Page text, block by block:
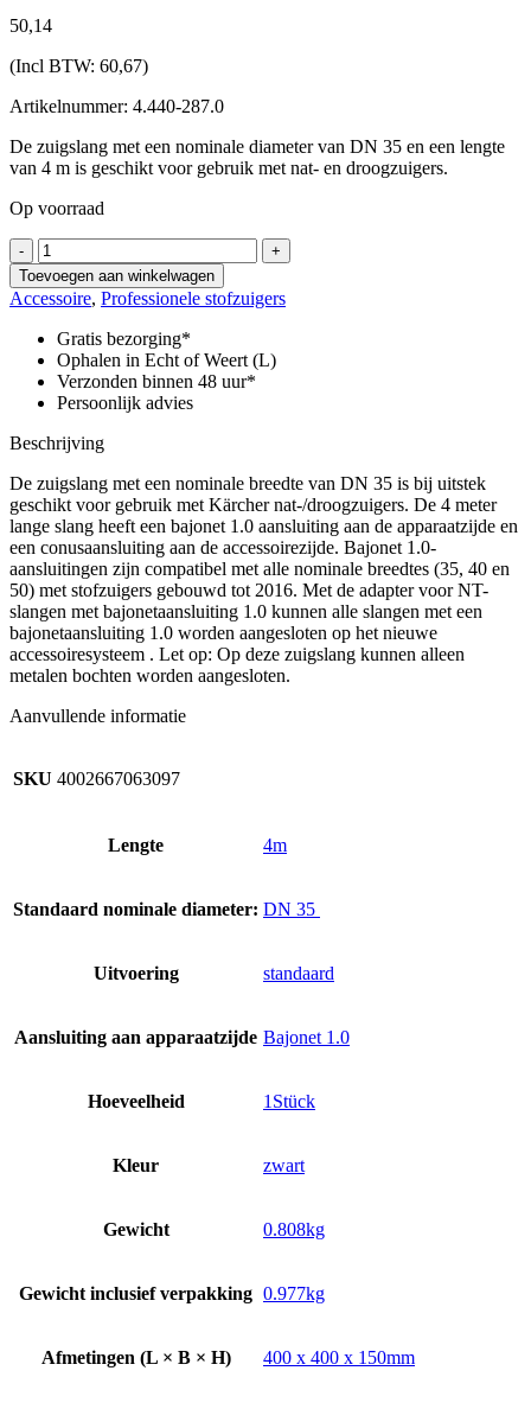
50,14
(Incl BTW: 60,67)
Artikelnummer: 4.440-287.0
De zuigslang met een nominale diameter van DN 35 en een lengte
van 4 m is geschikt voor gebruik met nat- en droogzuigers.
Op voorraad
-
Zuigslang,
NT,
DN
35,
lengte
4
m,
kegel,
1.0
+
Toevoegen aan winkelwagen
Accessoire, Professionele stofzuigers
Gratis bezorging*
Ophalen in Echt of Weert (L)
Verzonden binnen 48 uur*
Persoonlijk advies
Beschrijving
De zuigslang met een nominale breedte van DN 35 is bij uitstek
geschikt voor gebruik met Kärcher nat-/droogzuigers. De 4 meter
lange slang heeft een bajonet 1.0 aansluiting aan de apparaatzijde en
een conusaansluiting aan de accessoirezijde. Bajonet 1.0-
aansluitingen zijn compatibel met alle nominale breedtes (35, 40 en
50) met stofzuigers gebouwd tot 2016. Met de adapter voor NT-
slangen met bajonetaansluiting 1.0 kunnen alle slangen met een
bajonetaansluiting 1.0 worden aangesloten op het nieuwe
accessoiresysteem . Let op: Op deze zuigslang kunnen alleen
metalen bochten worden aangesloten.
Aanvullende informatie
SKU 4002667063097
Lengte 4m
Standaard nominale diameter: DN 35
Uitvoering standaard
Aansluiting aan apparaatzijde Bajonet 1.0
Hoeveelheid 1Stück
Kleur zwart
Gewicht 0.808kg
Gewicht inclusief verpakking 0.977kg
Afmetingen (L × B × H) 400 x 400 x 150mm